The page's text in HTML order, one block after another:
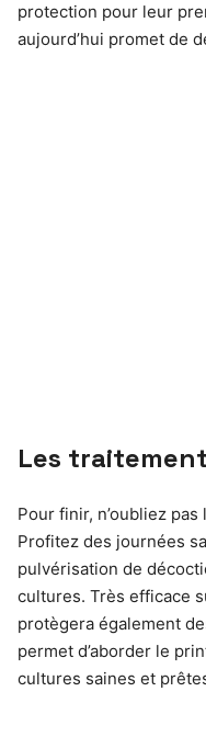
protection pour leur
aujourd’hui promet de
Les
Pour finir, n’oubliez
Profitez des journées
pulvérisation de
cultures. Très efficace
protègera également
permet d’aborder le
cultures saines et